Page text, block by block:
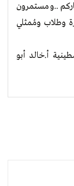
..ومستمرون
وطلاب ومُمثلي
أ.خالد أبو